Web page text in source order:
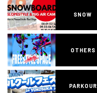
SNOW
OTHERS
PARKOUR